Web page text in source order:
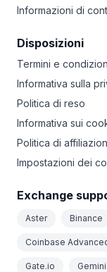
Informazioni di
Disposizioni
Termini e
Informativa sulla
Politica di reso
Informativa sui
Politica di
Impostazioni dei
Exchange
Aster Binance
Coinbase
Gate.io Gemini